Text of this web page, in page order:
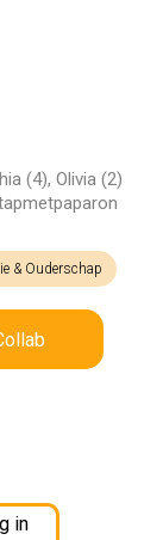
(4), Olivia (2)
& Ouderschap
in